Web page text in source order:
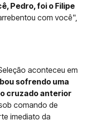
Pedro, foi o Filipe
com você",
aconteceu em
sofrendo uma
cruzado anterior
comando de
imediato da